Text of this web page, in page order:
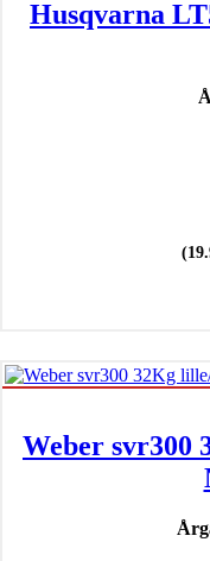
Husqvarna
(
Weber svr300